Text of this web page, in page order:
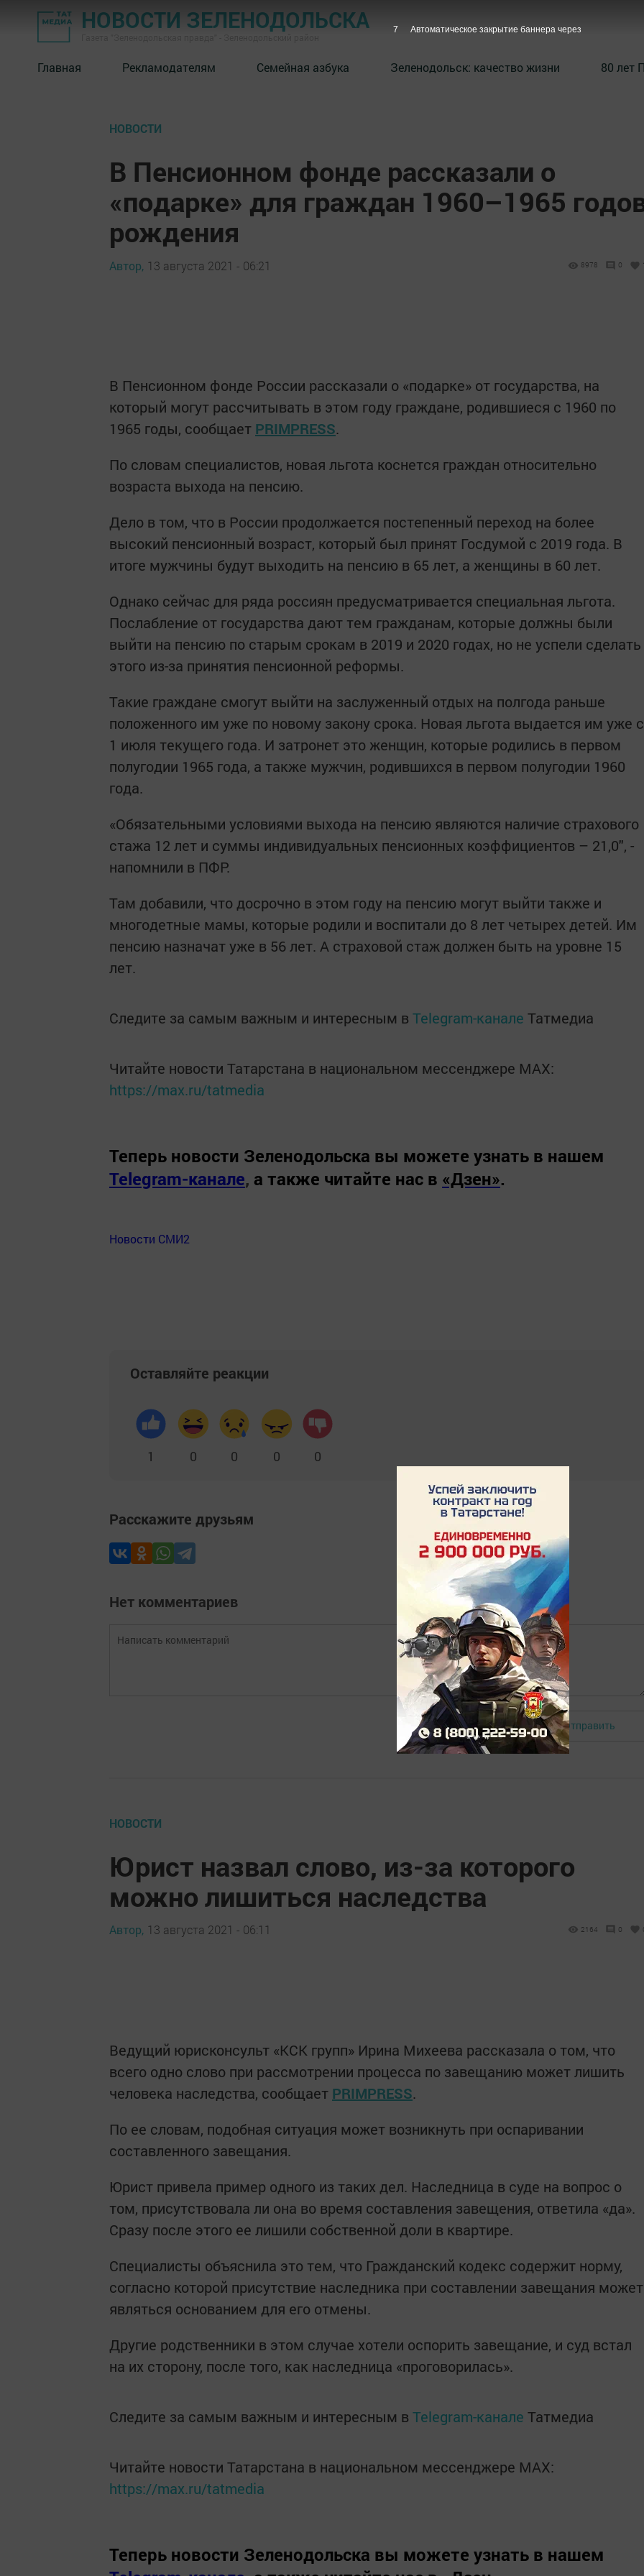
НОВОСТИ ЗЕЛЕНОДОЛЬСКА
Главная Рекламодателям Семейная азбука ⁠Зеленодольск: качество жизни 80 лет
НОВОСТИ
В Пенсионном фонде рассказали о
«подарке» для граждан 1960–1965
рождения
Автор, 13 августа 2021 - 06:21 8978 0
В Пенсионном фонде России рассказали о «подарке» от государства, на
который могут рассчитывать в этом году граждане, родившиеся с 1960 по
1965 годы, сообщает PRIMPRESS.
По словам специалистов, новая льгота коснется граждан относительно
возраста выхода на пенсию.
Дело в том, что в России продолжается постепенный переход на более
высокий пенсионный возраст, который был принят Госдумой с 2019 года. В
итоге мужчины будут выходить на пенсию в 65 лет, а женщины в 60 лет.
Однако сейчас для ряда россиян предусматривается специальная льгота.
Послабление от государства дают тем гражданам, которые должны были
выйти на пенсию по старым срокам в 2019 и 2020 годах, но не успели сделать
этого из-за принятия пенсионной реформы.
Такие граждане смогут выйти на заслуженный отдых на полгода раньше
положенного им уже по новому закону срока. Новая льгота выдается им уже с
1 июля текущего года. И затронет это женщин, которые родились в первом
полугодии 1965 года, а также мужчин, родившихся в первом полугодии 1960
года.
«Обязательными условиями выхода на пенсию являются наличие страхового
стажа 12 лет и суммы индивидуальных пенсионных коэффициентов – 21,0", -
напомнили в ПФР.
Там добавили, что досрочно в этом году на пенсию могут выйти также и
многодетные мамы, которые родили и воспитали до 8 лет четырех детей. Им
пенсию назначат уже в 56 лет. А страховой стаж должен быть на уровне 15
лет.
Следите за самым важным и интересным в Telegram-канале Татмедиа
Читайте новости Татарстана в национальном мессенджере MАХ:
https://max.ru/tatmedia
Теперь новости Зеленодольска вы можете узнать в нашем
Telegram-канале, а также читайте нас в «Дзен».
Новости СМИ2
Оставляйте реакции
1 0 0 0 0
Расскажите друзьям
Нет комментариев
Авторизоваться Отправить
НОВОСТИ
Юрист назвал слово, из-за которого
можно лишиться наследства
Автор, 13 августа 2021 - 06:11 2164 0
Ведущий юрисконсульт «КСК групп» Ирина Михеева рассказала о том, что
всего одно слово при рассмотрении процесса по завещанию может лишить
человека наследства, сообщает PRIMPRESS.
По ее словам, подобная ситуация может возникнуть при оспаривании
составленного завещания.
Юрист привела пример одного из таких дел. Наследница в суде на вопрос о
том, присутствовала ли она во время составления завещения, ответила «да».
Сразу после этого ее лишили собственной доли в квартире.
Специалисты объяснила это тем, что Гражданский кодекс содержит норму,
согласно которой присутствие наследника при составлении завещания может
являться основанием для его отмены.
Другие родственники в этом случае хотели оспорить завещание, и суд встал
на их сторону, после того, как наследница «проговорилась».
Следите за самым важным и интересным в Telegram-канале Татмедиа
Читайте новости Татарстана в национальном мессенджере MАХ:
https://max.ru/tatmedia
Теперь новости Зеленодольска вы можете узнать в нашем
6 Автоматическое закрытие баннера через